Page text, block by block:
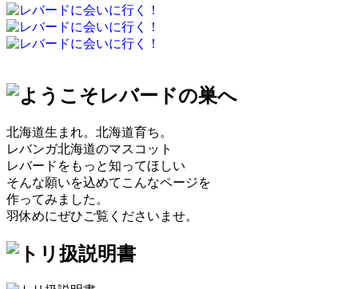
北海道生まれ。北海道育ち。
レバンガ北海道のマスコット
レバードをもっと知ってほしい
そんな願いを込めてこんなページを
作ってみました。
羽休めにぜひご覧くださいませ。